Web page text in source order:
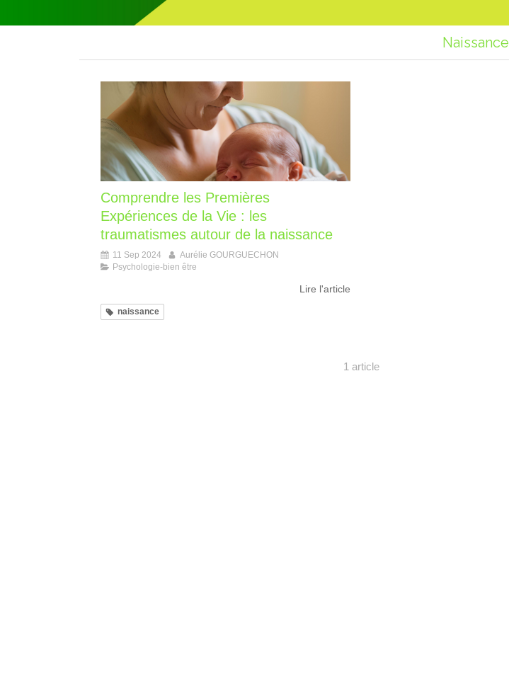
Naissance
Comprendre les Premières
Expériences de la Vie : les
traumatismes autour de la naissance
11 Sep 2024
Aurélie GOURGUECHON
Psychologie-bien être
Lire l'article
naissance
1 article